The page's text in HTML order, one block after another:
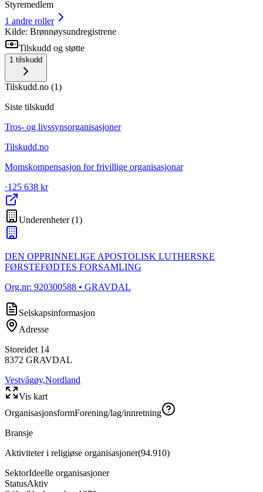
Styremedlem
1 andre roller
Kilde: Brønnøysundregistrene
Tilskudd og støtte
1 tilskudd
Tilskudd.no (1)
Siste tilskudd
Tros- og livssynsorganisasjoner
Tilskudd.no
Momskompensasjon for frivillige organisasjonar
·125 638 kr
Underenheter(1)
DEN OPPRINNELIGE APOSTOLISK LUTHERSKE
FØRSTEFØDTES FORSAMLING
Org.nr: 920300588 • GRAVDAL
Selskapsinformasjon
Adresse
Storeidet 14
8372 GRAVDAL
Vestvågøy,Nordland
Vis kart
OrganisasjonsformForening/lag/innretning
Bransje
Aktiviteter i religiøse organisasjoner(94.910)
SektorIdeelle organisasjoner
StatusAktiv